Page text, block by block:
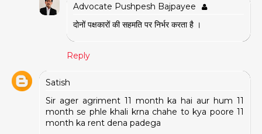
Advocate Pushpesh Bajpayee
दोनों पक्षकारों की सहमति पर निर्भर करता है ।
Reply
Satish
Sir ager agriment 11 month ka hai aur hum 11
month se phle khali krna chahe to kya poore 11
month ka rent dena padega